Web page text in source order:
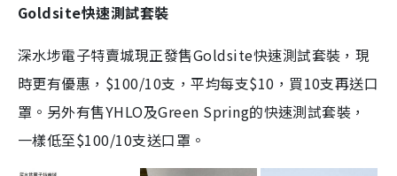
Goldsite快速測試套裝
深水埗電子特賣城現正發售Goldsite快速測試套裝，現
時更有優惠，$100/10支，平均每支$10，買10支再送口
罩。另外有售YHLO及Green Spring的快速測試套裝，
一樣低至$100/10支送口罩。